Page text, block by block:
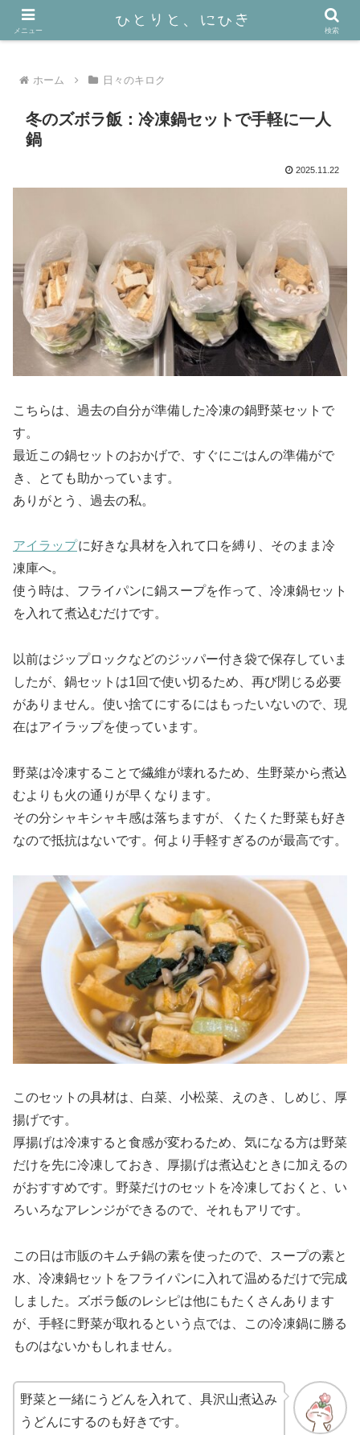
ホーム 日々のキロク
冬のズボラ飯：冷凍鍋セットで手軽に一人
鍋
2025.11.22
こちらは、過去の自分が準備した冷凍の鍋野菜セットで
す。
最近この鍋セットのおかげで、すぐにごはんの準備がで
き、とても助かっています。
ありがとう、過去の私。
アイラップに好きな具材を入れて口を縛り、そのまま冷
凍庫へ。
使う時は、フライパンに鍋スープを作って、冷凍鍋セット
を入れて煮込むだけです。
以前はジップロックなどのジッパー付き袋で保存していま
したが、鍋セットは1回で使い切るため、再び閉じる必要
がありません。使い捨てにするにはもったいないので、現
在はアイラップを使っています。
野菜は冷凍することで繊維が壊れるため、生野菜から煮込
むよりも火の通りが早くなります。
その分シャキシャキ感は落ちますが、くたくた野菜も好き
なので抵抗はないです。何より手軽すぎるのが最高です。
このセットの具材は、白菜、小松菜、えのき、しめじ、厚
揚げです。
厚揚げは冷凍すると食感が変わるため、気になる方は野菜
だけを先に冷凍しておき、厚揚げは煮込むときに加えるの
がおすすめです。野菜だけのセットを冷凍しておくと、い
ろいろなアレンジができるので、それもアリです。
この日は市販のキムチ鍋の素を使ったので、スープの素と
水、冷凍鍋セットをフライパンに入れて温めるだけで完成
しました。ズボラ飯のレシピは他にもたくさんあります
が、手軽に野菜が取れるという点では、この冷凍鍋に勝る
ものはないかもしれません。
野菜と一緒にうどんを入れて、具沢山煮込み
うどんにするのも好きです。
メニュー 検索